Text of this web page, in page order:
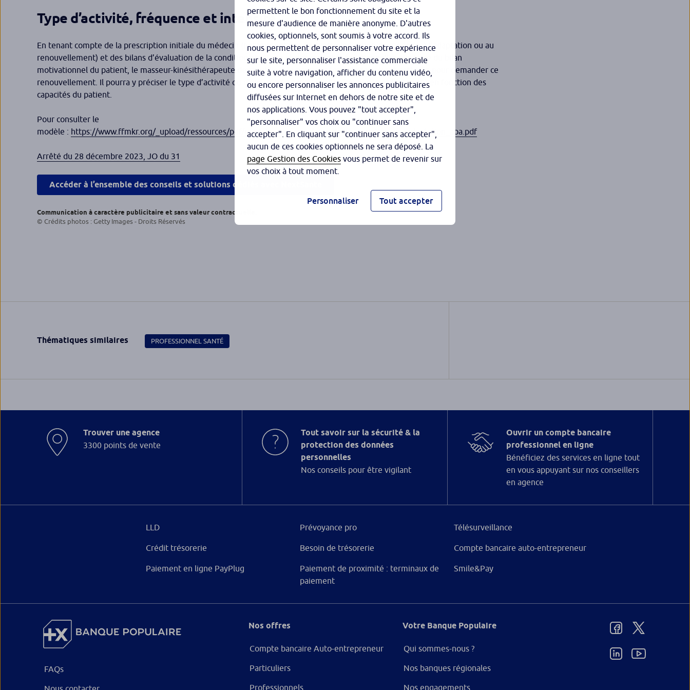
Type d’activité, fréquence et intensité
En tenant compte de la prescription initiale du médecin (notamment pas de contre-indication du médecin à l’adaptation ou au
renouvellement) et des bilans d’évaluation de la condition physique et des capacités fonctionnelles ainsi que du bilan
motivationnel du patient, le masseur-kinésithérapeute devra utiliser le nouveau formulaire prévu à cette fin pour demander ce
renouvellement. Il pourra y préciser le type d’activité ou d’exercices en indiquant la fréquence et l’intensité en fonction des
capacités du patient.
Pour consulter le
modèle : https://www.ffmkr.org/_upload/ressources/pdf/modele_de_formulaire_de_prescription_ou_adaptation_apa.pdf
Arrêté du 28 décembre 2023, JO du 31
Accéder à l’ensemble des conseils et solutions dédiés avec NextSante
Communication à caractère publicitaire et sans valeur contractuelle.
© Crédits photos : Getty Images - Droits Réservés
Thématiques similaires PROFESSIONNEL SANTÉ
Trouver une agence
3300 points de vente
Tout savoir sur la sécurité & la
protection des données
personnelles
Nos conseils pour être vigilant
Ouvrir un compte bancaire
professionnel en ligne
Bénéficiez des services en ligne tout
en vous appuyant sur nos conseillers
en agence
LLD Prévoyance pro Télésurveillance
Crédit trésorerie Besoin de trésorerie Compte bancaire auto-entrepreneur
Paiement en ligne PayPlug
Paiement de proximité : terminaux de
paiement
Smile&Pay
FAQs
Nos offres
Compte bancaire Auto-entrepreneur
Particuliers
Professionnels
Votre Banque Populaire
Qui sommes-nous ?
Nos banques régionales
Nos engagements
permettent le bon fonctionnement du site et la
mesure d'audience de manière anonyme. D'autres
cookies, optionnels, sont soumis à votre accord. Ils
nous permettent de personnaliser votre expérience
sur le site, personnaliser l'assistance commerciale
suite à votre navigation, afficher du contenu vidéo,
ou encore personnaliser les annonces publicitaires
diffusées sur Internet en dehors de notre site et de
nos applications. Vous pouvez "tout accepter",
"personnaliser" vos choix ou "continuer sans
accepter". En cliquant sur "continuer sans accepter",
aucun de ces cookies optionnels ne sera déposé. La
page Gestion des Cookies vous permet de revenir sur
vos choix à tout moment.
Personnaliser Tout accepter